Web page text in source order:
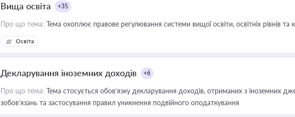
Вища освіта +35
Про що тема: Тема охоплює правове регулювання системи вищої освіти, освітніх рівнів та
Освіта
Декларування іноземних доходів +6
Про що тема: Тема стосується обов’язку декларування доходів, отриманих з іноземних
зобов’язань та застосування правил уникнення подвійного оподаткування